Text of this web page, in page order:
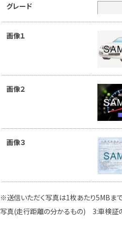
グレード
画像１
画像２
画像３
※送信いただく写真は1枚あたり5MBま
写真(走行距離の分かるもの) 3:車検証